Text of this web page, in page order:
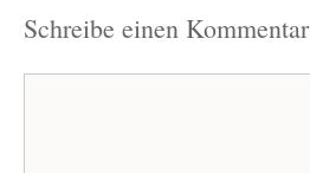
Schreibe einen Kommentar